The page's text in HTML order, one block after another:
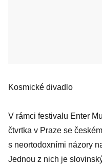
Kosmické divadlo
V rámci festivalu Enter
čtvrtka v Praze se
s neortodoxními názory
Jednou z nich je